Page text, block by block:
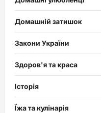
Домашній затишок
Закони України
Здоров'я та краса
Історія
Їжа та кулінарія